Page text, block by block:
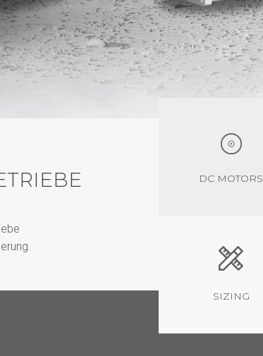
DC MOTORS
SIZING